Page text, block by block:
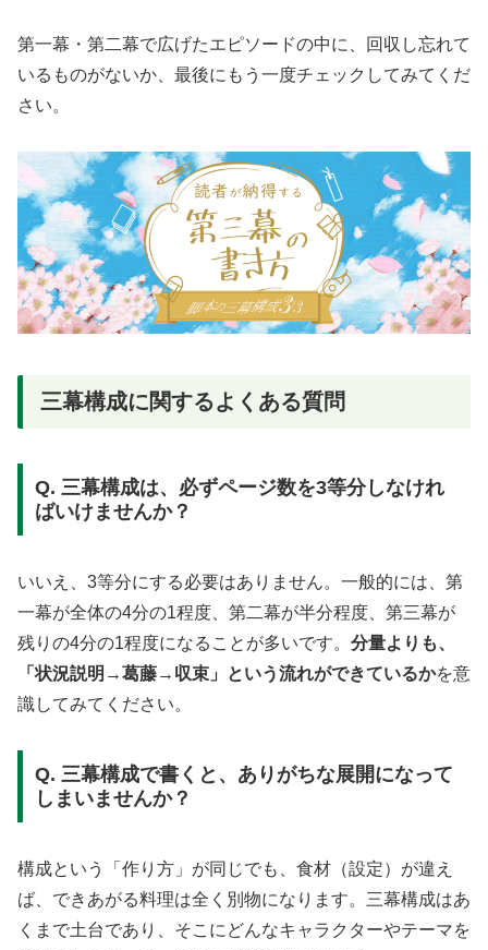
第一幕・第二幕で広げたエピソードの中に、回収し忘れて
いるものがないか、最後にもう一度チェックしてみてくだ
さい。
三幕構成に関するよくある質問
Q. 三幕構成は、必ずページ数を3等分しなけれ
ばいけませんか？
いいえ、3等分にする必要はありません。一般的には、第
一幕が全体の4分の1程度、第二幕が半分程度、第三幕が
残りの4分の1程度になることが多いです。 分量よりも、
「状況説明→葛藤→収束」という流れができているかを意
識してみてください。
Q. 三幕構成で書くと、ありがちな展開になって
しまいませんか？
構成という「作り方」が同じでも、食材（設定）が違え
ば、できあがる料理は全く別物になります。三幕構成はあ
くまで土台であり、そこにどんなキャラクターやテーマを